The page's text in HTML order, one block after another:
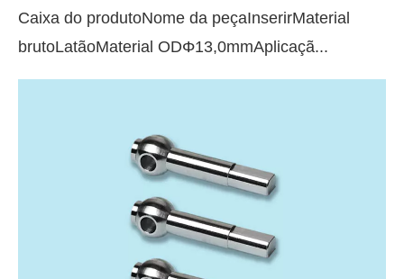
Caixa do produtoNome da peçaInserirMaterial
brutoLatãoMaterial ODΦ13,0mmAplicaçã...